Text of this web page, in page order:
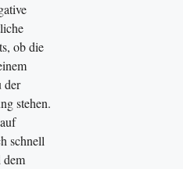
ob die
der
stehen.
schnell
dem